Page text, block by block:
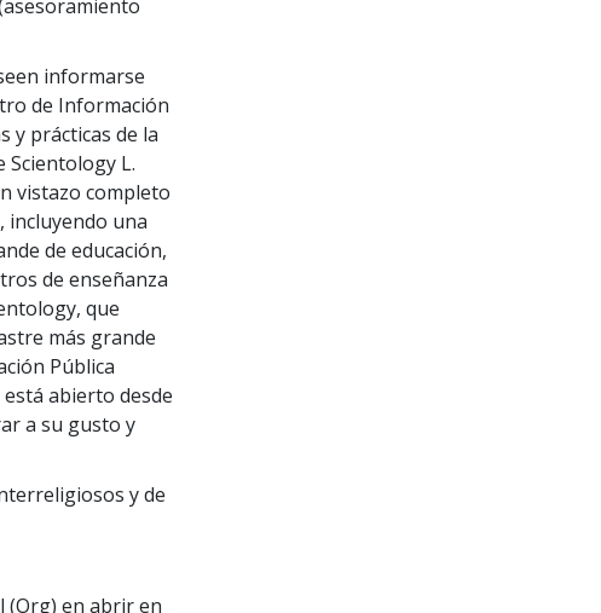
informarse
de Información
y prácticas de la
Scientology L.
vistazo completo
incluyendo una
de educación,
de enseñanza
que
más grande
Pública
abierto desde
a su gusto y
y de
(Org) en abrir en